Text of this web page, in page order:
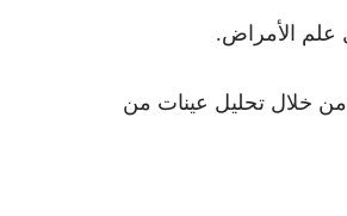
علم الأمراض.
خلال تحليل عينات من